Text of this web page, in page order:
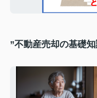
”不動産売却の基礎